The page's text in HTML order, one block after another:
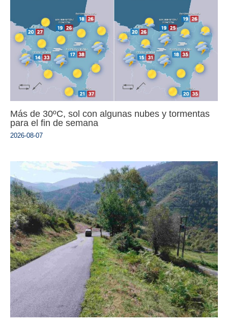
Más de 30ºC, sol con algunas nubes y tormentas
para el fin de semana
2026-08-07